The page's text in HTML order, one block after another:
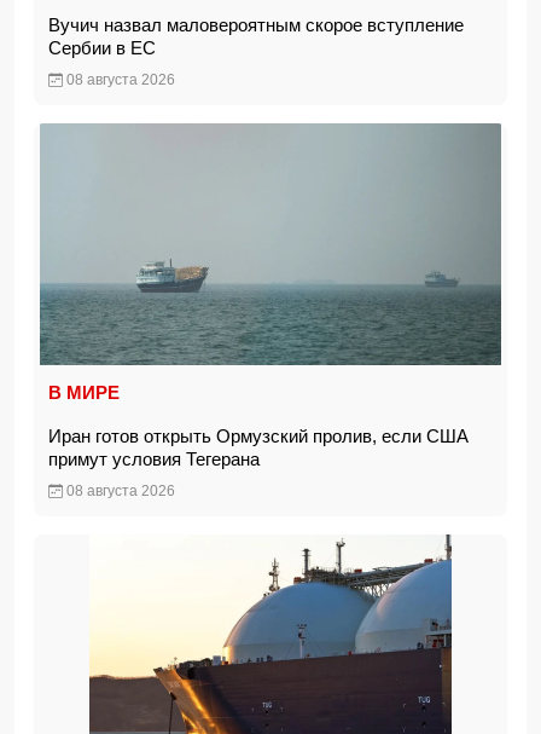
Вучич назвал маловероятным скорое вступление
Сербии в ЕС
08 августа 2026
В МИРЕ
Иран готов открыть Ормузский пролив, если США
примут условия Тегерана
08 августа 2026